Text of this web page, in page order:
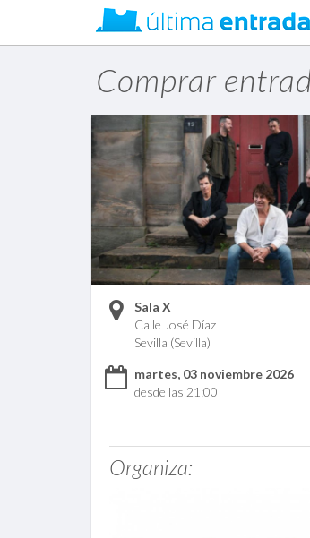
Comprar
Sala X
Calle José Díaz
Sevilla (Sevilla)
martes, 03 noviembre 2026
desde las 21:00
Organiza: